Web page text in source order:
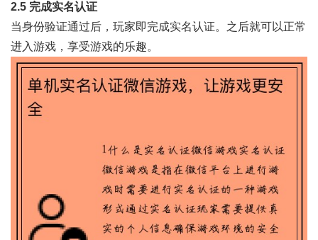
2.5 完成实名认证
当身份验证通过后，玩家即完成实名认证。之后就可以正常
进入游戏，享受游戏的乐趣。